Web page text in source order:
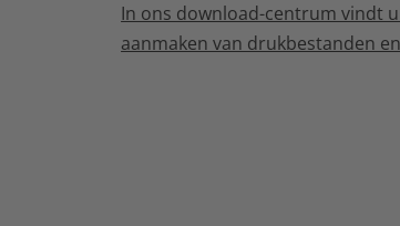
In ons download-centrum vindt
aanmaken van drukbestanden